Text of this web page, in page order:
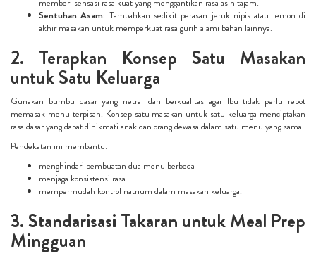
Sentuhan Asam: Tambahkan sedikit perasan jeruk nipis atau lemon di
akhir masakan untuk memperkuat rasa gurih alami bahan lainnya.
2. Terapkan Konsep Satu Masakan
untuk Satu Keluarga
Gunakan bumbu dasar yang netral dan berkualitas agar Ibu tidak perlu repot
memasak menu terpisah. Konsep satu masakan untuk satu keluarga menciptakan
rasa dasar yang dapat dinikmati anak dan orang dewasa dalam satu menu yang sama.
Pendekatan ini membantu:
menghindari pembuatan dua menu berbeda
menjaga konsistensi rasa
mempermudah kontrol natrium dalam masakan keluarga.
3. Standarisasi Takaran untuk Meal Prep
Mingguan